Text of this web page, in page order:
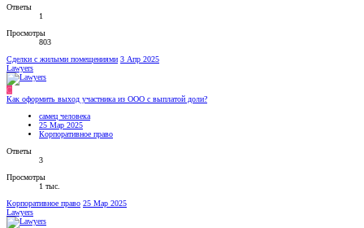
Ответы
1
Просмотры
803
Сделки с жилыми помещениями 3 Апр 2025
Lawyers
С
Как оформить выход участника из ООО с выплатой доли?
самец человека
25 Мар 2025
Корпоративное право
Ответы
3
Просмотры
1 тыс.
Корпоративное право 25 Мар 2025
Lawyers